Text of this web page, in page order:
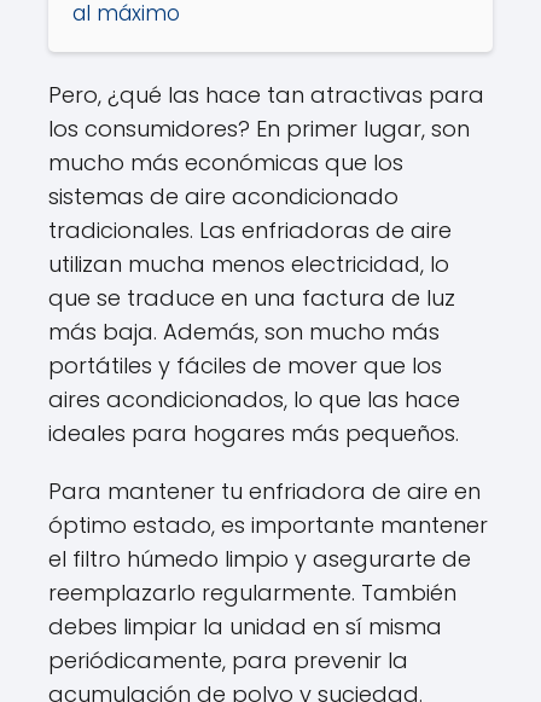
al máximo
Pero, ¿qué las hace tan atractivas para
los consumidores? En primer lugar, son
mucho más económicas que los
sistemas de aire acondicionado
tradicionales. Las enfriadoras de aire
utilizan mucha menos electricidad, lo
que se traduce en una factura de luz
más baja. Además, son mucho más
portátiles y fáciles de mover que los
aires acondicionados, lo que las hace
ideales para hogares más pequeños.
Para mantener tu enfriadora de aire en
óptimo estado, es importante mantener
el filtro húmedo limpio y asegurarte de
reemplazarlo regularmente. También
debes limpiar la unidad en sí misma
periódicamente, para prevenir la
acumulación de polvo y suciedad.